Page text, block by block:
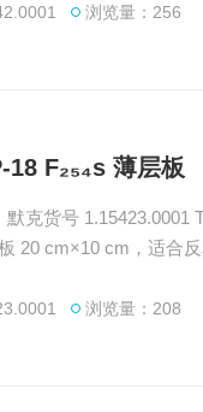
产品选型、方法开发
浏览量：256
F₂₅₄s 薄层板
克货号 1.15423.0001
20 cm×10 cm，适合
及售后技术支持。
浏览量：208